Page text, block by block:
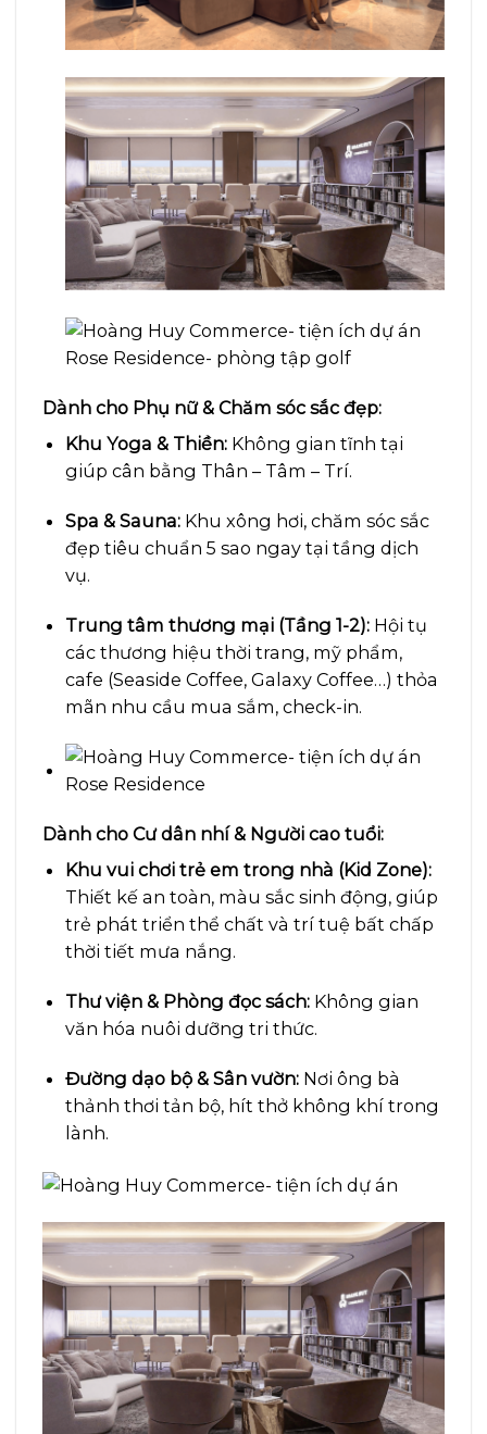
Dành cho Phụ nữ & Chăm sóc sắc đẹp:
Khu Yoga & Thiền: Không gian tĩnh tại
giúp cân bằng Thân – Tâm – Trí.
Spa & Sauna: Khu xông hơi, chăm sóc sắc
đẹp tiêu chuẩn 5 sao ngay tại tầng dịch
vụ.
Trung tâm thương mại (Tầng 1-2): Hội tụ
các thương hiệu thời trang, mỹ phẩm,
cafe (Seaside Coffee, Galaxy Coffee…) thỏa
mãn nhu cầu mua sắm, check-in.
Dành cho Cư dân nhí & Người cao tuổi:
Khu vui chơi trẻ em trong nhà (Kid Zone):
Thiết kế an toàn, màu sắc sinh động, giúp
trẻ phát triển thể chất và trí tuệ bất chấp
thời tiết mưa nắng.
Thư viện & Phòng đọc sách: Không gian
văn hóa nuôi dưỡng tri thức.
Đường dạo bộ & Sân vườn: Nơi ông bà
thảnh thơi tản bộ, hít thở không khí trong
lành.